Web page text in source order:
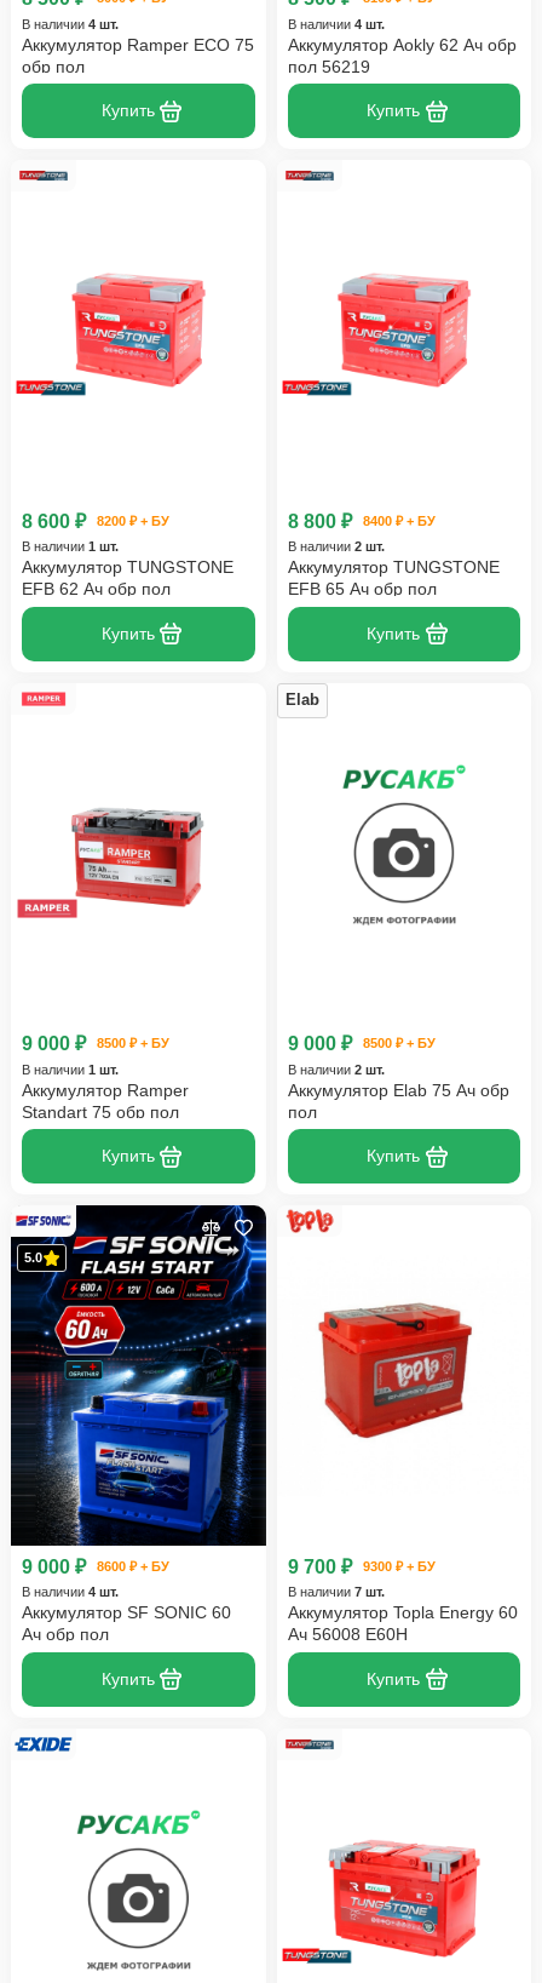
В наличии 4 шт.
Аккумулятор Ramper ECO 75
обр пол
Купить
В наличии 4 шт.
Аккумулятор Aokly 62 Ач обр
пол 56219
Купить
8 600 ₽
8200 ₽ + БУ
В наличии 1 шт.
Аккумулятор TUNGSTONE
EFB 62 Ач обр пол
Купить
8 800 ₽
8400 ₽ + БУ
В наличии 2 шт.
Аккумулятор TUNGSTONE
EFB 65 Ач обр пол
Купить
9 000 ₽
8500 ₽ + БУ
В наличии 1 шт.
Аккумулятор Ramper
Standart 75 обр пол
Купить
Elab
9 000 ₽
8500 ₽ + БУ
В наличии 2 шт.
Аккумулятор Elab 75 Ач обр
пол
Купить
5.0
9 000 ₽
8600 ₽ + БУ
В наличии 4 шт.
Аккумулятор SF SONIC 60
Ач обр пол
Купить
9 700 ₽
9300 ₽ + БУ
В наличии 7 шт.
Аккумулятор Topla Energy 60
Ач 56008 E60H
Купить